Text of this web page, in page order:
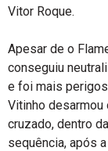
Vitor Roque.
Apesar de o
conseguiu
e foi mais
Vitinho desarmou
cruzado, dentro
sequência, após